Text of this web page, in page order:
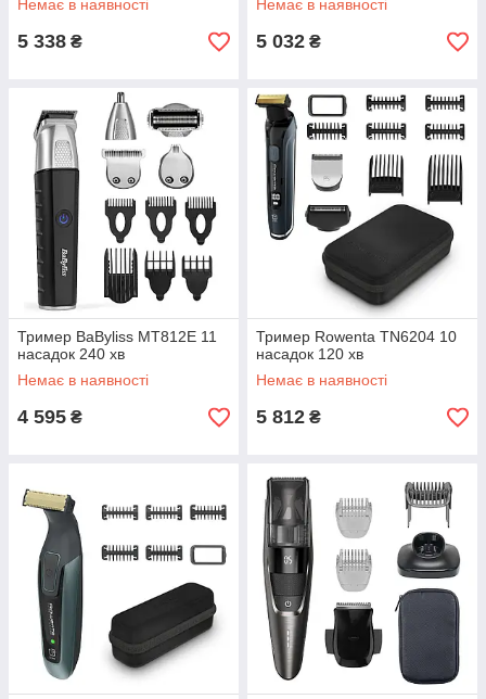
Немає в наявності
5 338 ₴
Немає в наявності
5 032 ₴
Тример BaByliss MT812E 11
насадок 240 хв
Немає в наявності
4 595 ₴
Тример Rowenta TN6204 10
насадок 120 хв
Немає в наявності
5 812 ₴